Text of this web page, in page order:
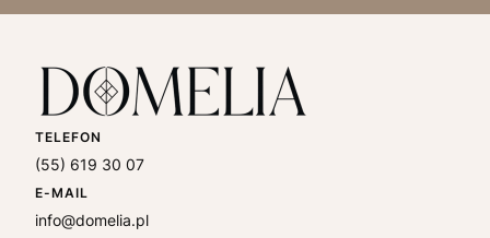
TELEFON
(55) 619 30 07
E-MAIL
info@domelia.pl